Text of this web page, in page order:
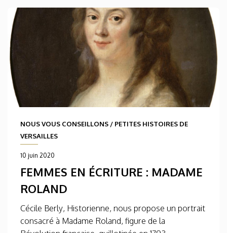
NOUS VOUS CONSEILLONS / PETITES HISTOIRES DE
VERSAILLES
10 juin 2020
FEMMES EN ÉCRITURE : MADAME
ROLAND
Cécile Berly, Historienne, nous propose un portrait
consacré à Madame Roland, figure de la